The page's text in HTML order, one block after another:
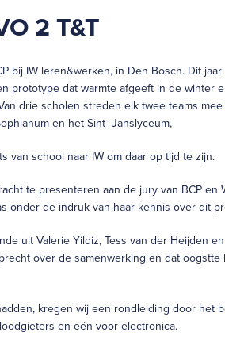
2 T&T
bij IW leren&werken, in Den Bosch. Dit
prototype dat warmte afgeeft in de winter
drie scholen streden elk twee teams
en het Sint- Janslyceum,
van school naar IW om daar op tijd te zijn.
te presenteren aan de jury van BCP en
onder de indruk van haar kennis over dit
uit Valerie Yildiz, Tess van der Heijden
over de samenwerking en dat
kregen wij een rondleiding door het
en één voor electronica.